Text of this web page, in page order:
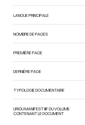
LANGUE PRINCIPALE
NOMBRE DE PAGES
PREMIÈRE PAGE
DERNIÈRE PAGE
TYPOLOGIE DOCUMENTAIRE
URI DU MANIFEST IIIF DU VOLUME
CONTENANT LE DOCUMENT